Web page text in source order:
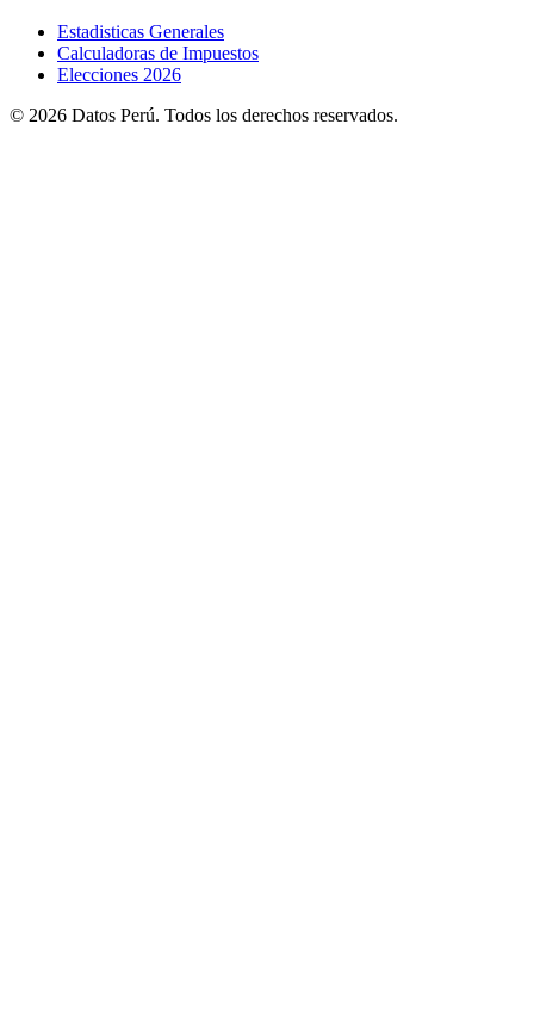
Estadisticas Generales
Calculadoras de Impuestos
Elecciones 2026
© 2026 Datos Perú. Todos los derechos reservados.